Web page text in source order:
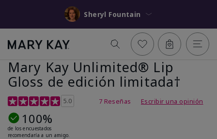
Sheryl Fountain
Mary Kay Unlimited® Lip
Gloss de edición limitada†
Calificación de clientes de 5 de 5
5.0 7 Reseñas Escribir una opinión
100%
de los encuestados
recomendaría a un amigo.